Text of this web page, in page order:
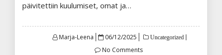
päivitettiin kuulumiset, omat ja…
Marja-Leena
Posted
06/12/2025 Uncategorized
No Comments